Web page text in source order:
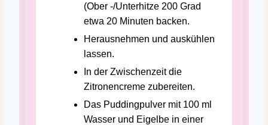
(Ober -/Unterhitze 200 Grad
etwa 20 Minuten backen.
Herausnehmen und auskühlen
lassen.
In der Zwischenzeit die
Zitronencreme zubereiten.
Das Puddingpulver mit 100 ml
Wasser und Eigelbe in einer